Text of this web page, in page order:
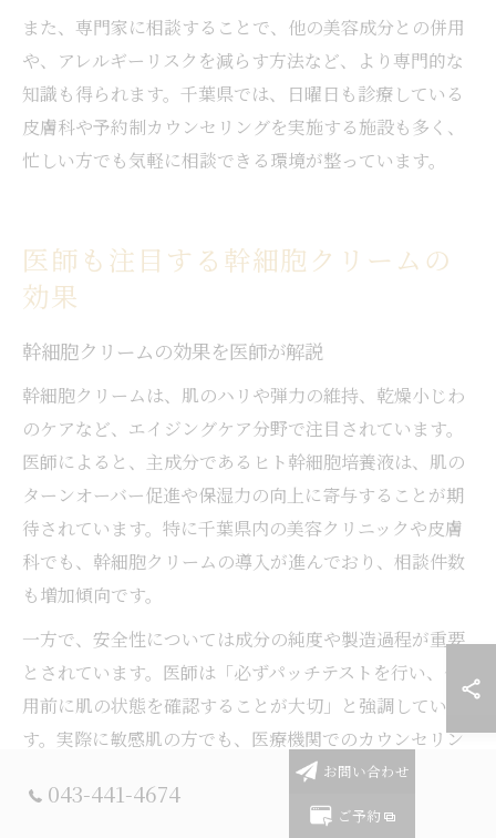
また、専門家に相談することで、他の美容成分との併用
や、アレルギーリスクを減らす方法など、より専門的な
知識も得られます。千葉県では、日曜日も診療している
皮膚科や予約制カウンセリングを実施する施設も多く、
忙しい方でも気軽に相談できる環境が整っています。
医師も注目する幹細胞クリームの
効果
幹細胞クリームの効果を医師が解説
幹細胞クリームは、肌のハリや弾力の維持、乾燥小じわ
のケアなど、エイジングケア分野で注目されています。
医師によると、主成分であるヒト幹細胞培養液は、肌の
ターンオーバー促進や保湿力の向上に寄与することが期
待されています。特に千葉県内の美容クリニックや皮膚
科でも、幹細胞クリームの導入が進んでおり、相談件数
も増加傾向です。
一方で、安全性については成分の純度や製造過程が重要
とされています。医師は「必ずパッチテストを行い、使
用前に肌の状態を確認することが大切」と強調していま
す。実際に敏感肌の方でも、医療機関でのカウンセリン
グを受けてから使用を始めるケースが多く、リスクの最
小化が図られています。初めて利用する場合は、少量か
043-441-4674
お問い合わせ
ご予約